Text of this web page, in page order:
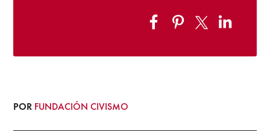
POR FUNDACIÓN CIVISMO